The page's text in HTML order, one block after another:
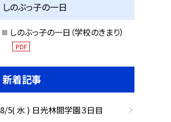
しのぶっ子の一日
しのぶっ子の一日（学校のきまり）
PDF
新着記事
8/5( 水 ) 日光林間学園３日目